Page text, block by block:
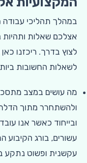
במהלך תהליכי עבודה
אצלכם שאלות ותהיות
לצוץ בדרך. ריכזנו
לשאלות החשובות
מה עושים במצב
ולהשתחרר מתוך
ובייחוד כאשר אנו
עשורים, בורג הקיבוע
עקשנית ופשוט נתקע